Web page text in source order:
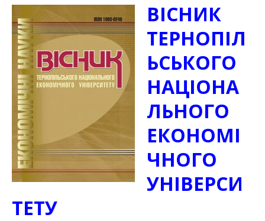
ВІСНИК
ТЕРНОПІЛ
ЬСЬКОГО
НАЦІОНА
ЛЬНОГО
ЕКОНОМІ
ЧНОГО
УНІВЕРСИ
ТЕТУ